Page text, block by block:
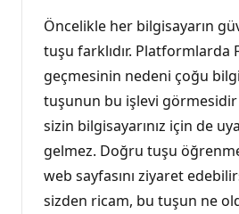
Öncelikle her bilgisayarın
tuşu farklıdır. Platformlarda
geçmesinin nedeni çoğu
tuşunun bu işlevi
sizin bilgisayarınız için de
gelmez. Doğru tuşu
web sayfasını ziyaret
sizden ricam, bu tuşun ne